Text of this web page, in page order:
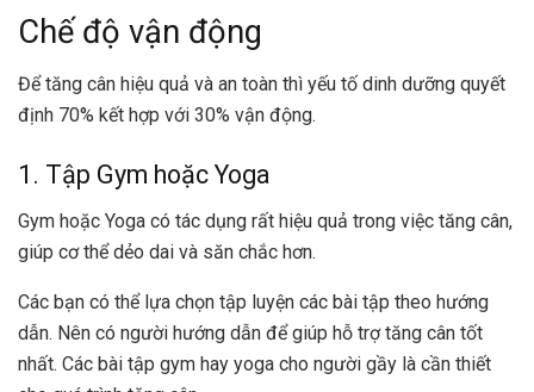
Chế độ vận động
Để tăng cân hiệu quả và an toàn thì yếu tố dinh dưỡng quyết
định 70% kết hợp với 30% vận động.
1. Tập Gym hoặc Yoga
Gym hoặc Yoga có tác dụng rất hiệu quả trong việc tăng cân,
giúp cơ thể dẻo dai và săn chắc hơn.
Các bạn có thể lựa chọn tập luyện các bài tập theo hướng
dẫn. Nên có người hướng dẫn để giúp hỗ trợ tăng cân tốt
nhất. Các bài tập gym hay yoga cho người gầy là cần thiết